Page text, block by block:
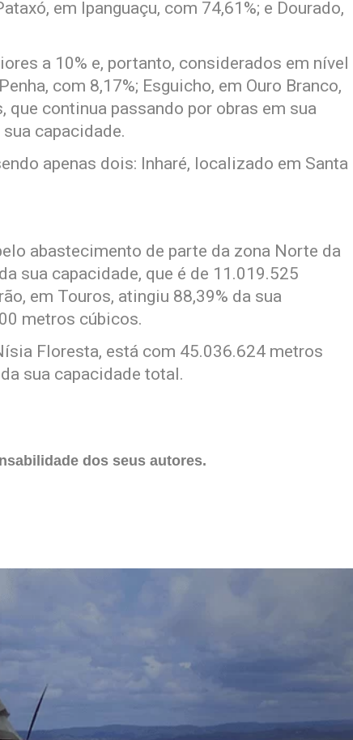
em Ipanguaçu, com 74,61%; e Dourado,
a 10% e, portanto, considerados em nível
com 8,17%; Esguicho, em Ouro Branco,
que continua passando por obras em sua
capacidade.
apenas dois: Inharé, localizado em Santa
abastecimento de parte da zona Norte da
sua capacidade, que é de 11.019.525
em Touros, atingiu 88,39% da sua
metros cúbicos.
Floresta, está com 45.036.624 metros
sua capacidade total.
dos seus autores.